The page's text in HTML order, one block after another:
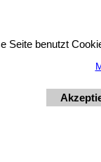
10 - 18 Uhr,
Seite benutzt